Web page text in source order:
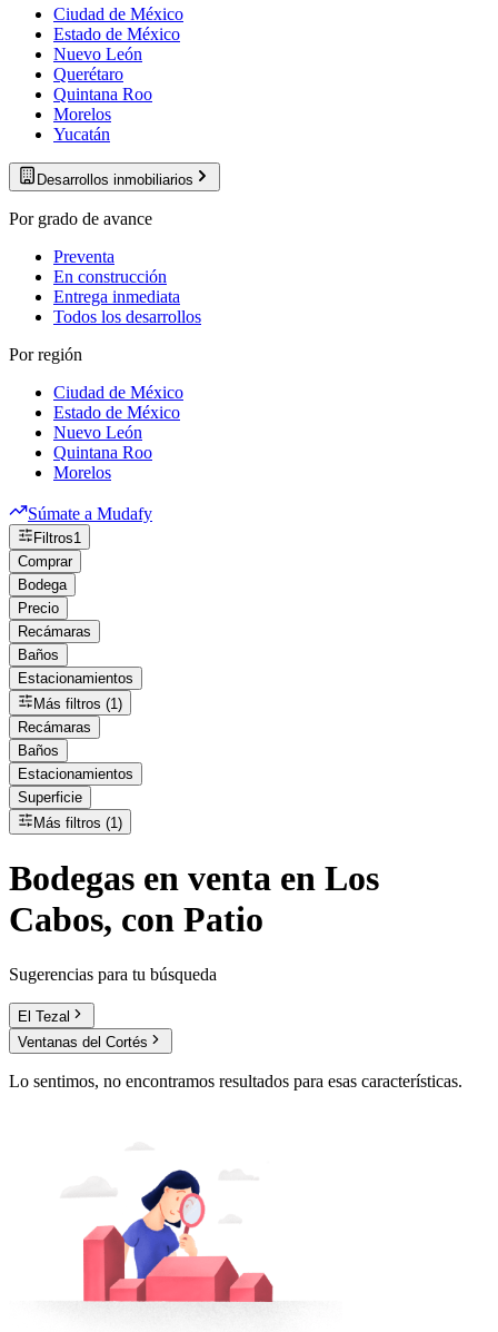
Ciudad de México
Estado de México
Nuevo León
Querétaro
Quintana Roo
Morelos
Yucatán
Desarrollos inmobiliarios
Por grado de avance
Preventa
En construcción
Entrega inmediata
Todos los desarrollos
Por región
Ciudad de México
Estado de México
Nuevo León
Quintana Roo
Morelos
Súmate a Mudafy
Filtros1
Comprar
Bodega
Precio
Recámaras
Baños
Estacionamientos
Más filtros (1)
Recámaras
Baños
Estacionamientos
Superficie
Más filtros (1)
Bodegas en venta en Los
Cabos, con Patio
Sugerencias para tu búsqueda
El Tezal
Ventanas del Cortés
Lo sentimos, no encontramos resultados para esas características.